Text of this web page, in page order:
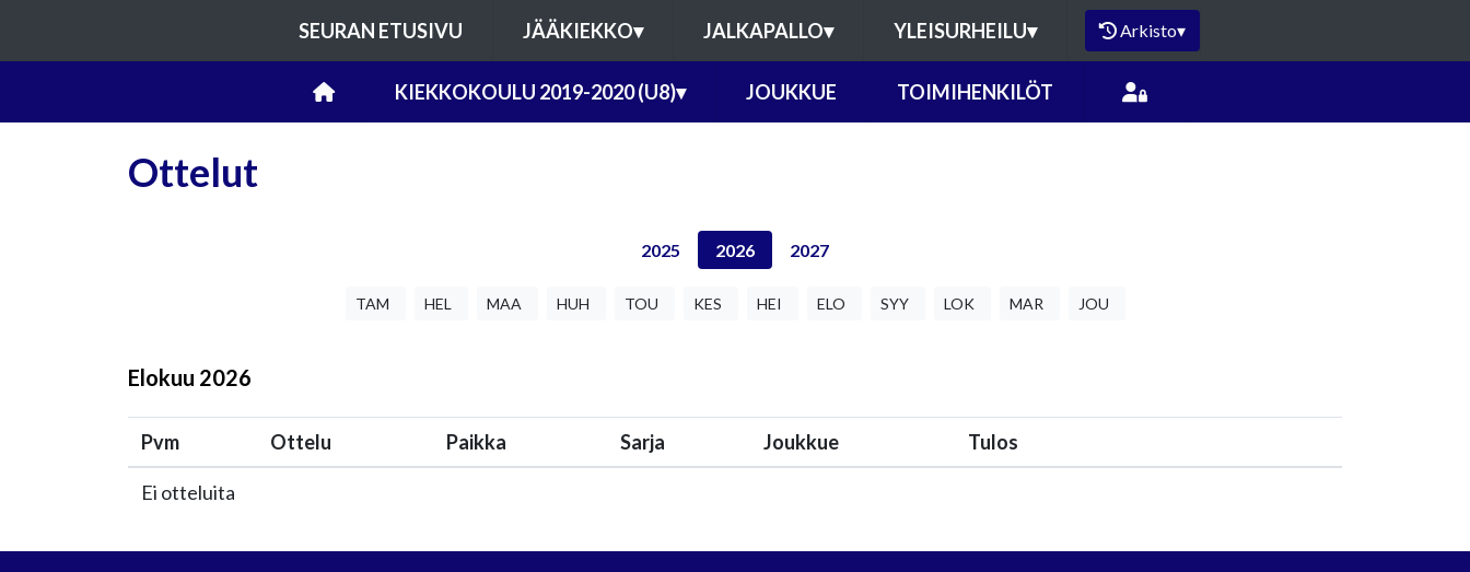
SEURAN ETUSIVU JÄÄKIEKKO▾ JALKAPALLO▾ YLEISURHEILU▾ Arkisto▾
KIEKKOKOULU 2019-2020 (U8)▾ JOUKKUE TOIMIHENKILÖT
Ottelut
2025 2026 2027
TAM HEL MAA HUH TOU KES HEI ELO SYY LOK MAR JOU
Elokuu 2026
Pvm Ottelu Paikka Sarja Joukkue Tulos
Ei otteluita